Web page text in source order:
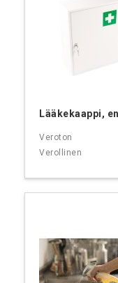
Lääkekaappi,